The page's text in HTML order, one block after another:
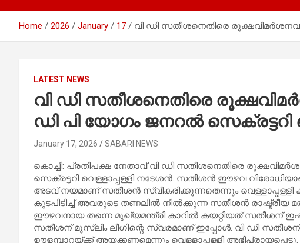
Home 2026 January 17 വി ഡി സതീശനെതിരെ
LATEST NEWS
വി ഡി സതീശനെതിരെ
ഡി പി യോഗം ജനറൽ സെക്രട്ടറി
January 17, 2026 SABARI NEWS
കൊച്ചി: പ്രതിപക്ഷ നേതാവ് വി ഡി സതീശനെതിരെ
സെക്രട്ടറി വെള്ളാപ്പള്ളി നടേശൻ. സതീശൻ ഈഴവ
അടവ് നയമാണ് സതീശൻ സ്വീകരിക്കുന്നതെന്നും വെള്ളാപ്പള്ളി
കുടപിടിച്ച് അവരുടെ തണലിൽ നിൽക്കുന്ന സതീശൻ രാഷ്ട്രീയ
ഈഴവനായ തന്നെ മുഖ്യമന്ത്രി കാറിൽ കയറ്റിയത് സതീശന്
സതീശന് മുസ്ലിം ലീഗിന്റെ സ്വരമാണ് ഇപ്പോൾ. വി ഡി സതീശന്
ഊളമ്പാറയ്ക്ക് അയക്കണമെന്നും വെള്ളാപ്പള്ളി